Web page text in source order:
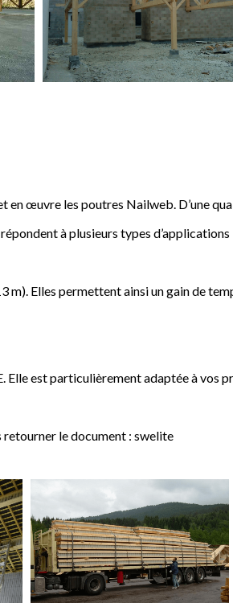
œuvre les poutres Nailweb. D’une
à plusieurs types
Elles permettent ainsi un gain de
est particulièrement adaptée à vos
retourner le document : swelite